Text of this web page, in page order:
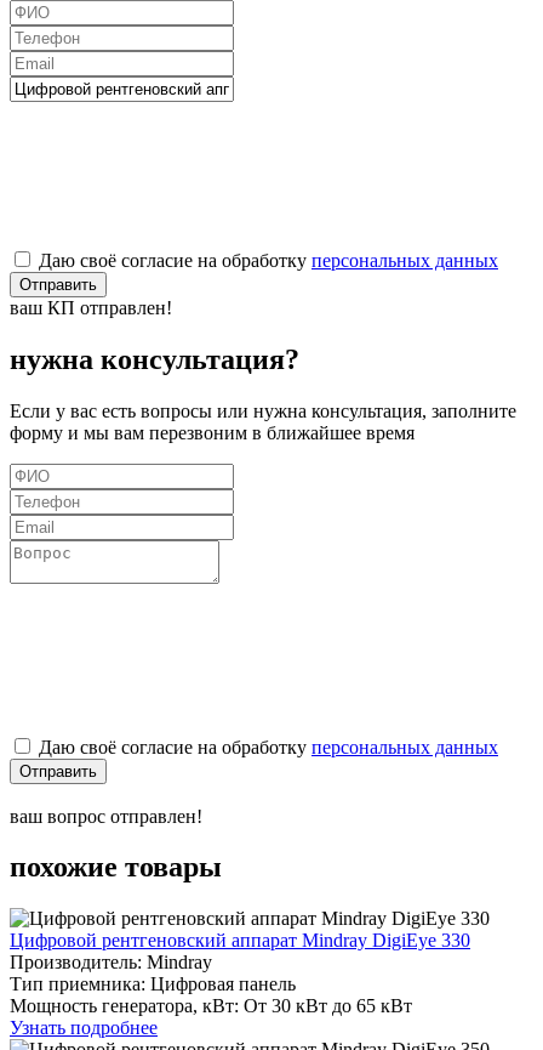
Даю своё согласие на обработку персональных данных
Отправить
ваш КП отправлен!
нужна консультация?
Если у вас есть вопросы или нужна консультация, заполните
форму и мы вам перезвоним в ближайшее время
Даю своё согласие на обработку персональных данных
Отправить
ваш вопрос отправлен!
похожие товары
Цифровой рентгеновский аппарат Mindray DigiEye 330
Производитель: Mindray
Тип приемника: Цифровая панель
Мощность генератора, кВт: От 30 кВт до 65 кВт
Узнать подробнее